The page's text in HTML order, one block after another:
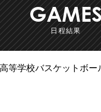
日程結果
等学校バスケットボー